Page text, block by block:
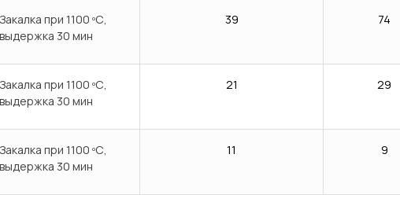
Закалка при 1100 ºС,
выдержка 30 мин
39 74
Закалка при 1100 ºС,
выдержка 30 мин
21 29
Закалка при 1100 ºС,
выдержка 30 мин
11 9